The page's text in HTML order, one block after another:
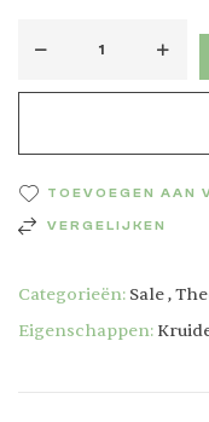
TOEVOEGEN AAN
VERGELIJKEN
Categorieën: Sale,
Eigenschappen: